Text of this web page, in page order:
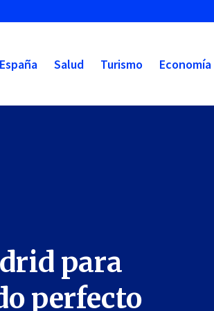
España Salud Turismo Economía
para
perfecto